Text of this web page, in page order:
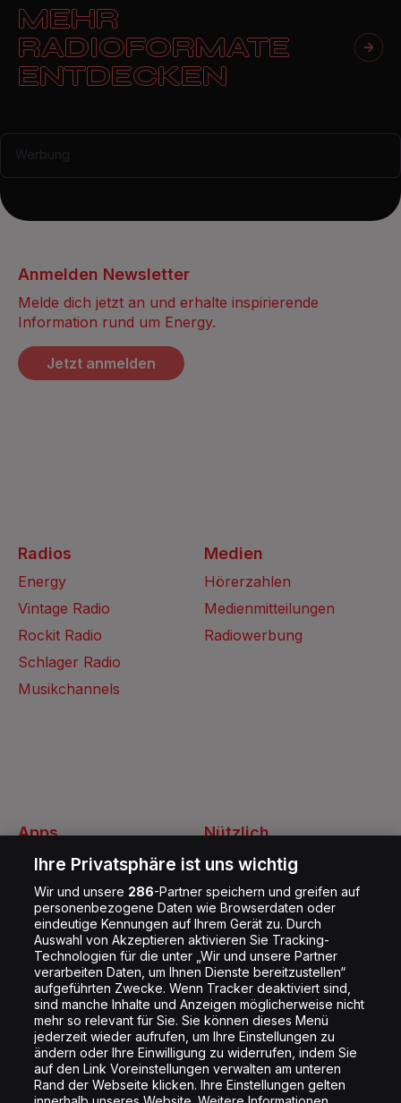
MEHR
RADIOFORMATE
ENTDECKEN
Werbung
Anmelden Newsletter
Melde dich jetzt an und erhalte inspirierende
Information rund um Energy.
Jetzt anmelden
Radios
Energy
Vintage Radio
Rockit Radio
Schlager Radio
Musikchannels
Nützlich
Kontakt
Jobs
Shop
Impressum
Rechtliches
Datenschutz
Cookie Liste
Cookie Einstellung
Apps
Energy Radio App
Medien
Hörerzahlen
Medienmitteilungen
Radiowerbung
Ihre Privatsphäre ist uns wichtig
Wir und unsere 286-Partner speichern und greifen auf
personenbezogene Daten wie Browserdaten oder
eindeutige Kennungen auf Ihrem Gerät zu. Durch
Auswahl von Akzeptieren aktivieren Sie Tracking-
Technologien für die unter „Wir und unsere Partner
verarbeiten Daten, um Ihnen Dienste bereitzustellen“
aufgeführten Zwecke. Wenn Tracker deaktiviert sind,
sind manche Inhalte und Anzeigen möglicherweise nicht
mehr so relevant für Sie. Sie können dieses Menü
jederzeit wieder aufrufen, um Ihre Einstellungen zu
ändern oder Ihre Einwilligung zu widerrufen, indem Sie
auf den Link Voreinstellungen verwalten am unteren
Rand der Webseite klicken. Ihre Einstellungen gelten